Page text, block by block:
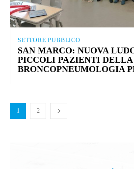
SETTORE PUBBLICO
SAN MARCO: NUOVA
PICCOLI PAZIENTI DELLA
BRONCOPNEUMOLOGIA
1 2